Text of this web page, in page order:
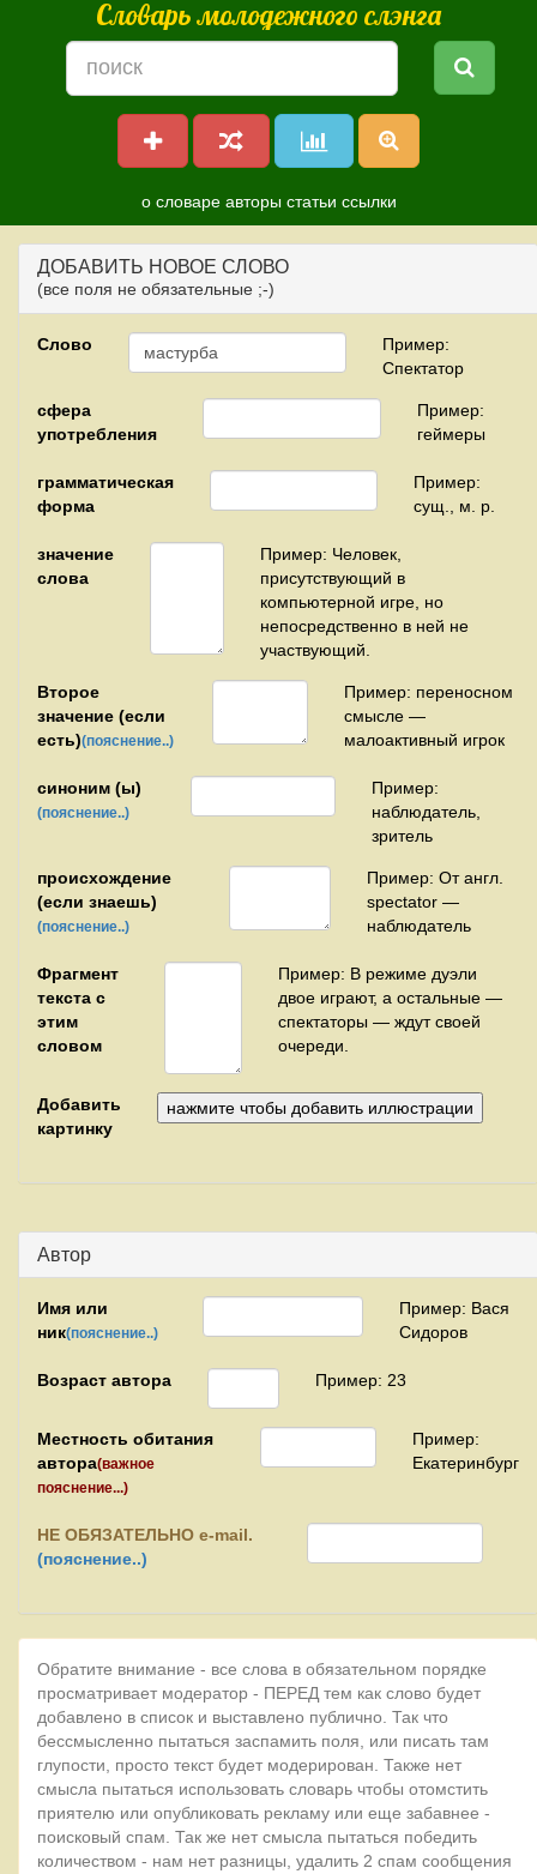
Словарь молодежного слэнга
о словаре авторы статьи ссылки
ДОБАВИТЬ НОВОЕ СЛОВО
(все поля не обязательные ;-)
Слово
Пример:
Спектатор
сфера
употребления
Пример:
геймеры
грамматическая
форма
Пример:
сущ., м. р.
значение
слова
Пример: Человек,
присутствующий в
компьютерной игре, но
непосредственно в ней не
участвующий.
Второе
значение (если
есть)(пояснение..)
Пример: переносном
смысле —
малоактивный игрок
синоним (ы)
(пояснение..)
Пример:
наблюдатель,
зритель
происхождение
(если знаешь)
(пояснение..)
Пример: От англ.
spectator —
наблюдатель
Фрагмент
текста с
этим
словом
Пример: В режиме дуэли
двое играют, а остальные —
спектаторы — ждут своей
очереди.
Добавить
картинку
Автор
Имя или
ник(пояснение..)
Пример: Вася
Сидоров
Возраст автора Пример: 23
Местность обитания
автора(важное
пояснение...)
Пример:
Екатеринбург
НЕ ОБЯЗАТЕЛЬНО e-mail.
(пояснение..)
Обратите внимание - все слова в обязательном порядке
просматривает модератор - ПЕРЕД тем как слово будет
добавлено в список и выставлено публично. Так что
бессмысленно пытаться заспамить поля, или писать там
глупости, просто текст будет модерирован. Также нет
смысла пытаться использовать словарь чтобы отомстить
приятелю или опубликовать рекламу или еще забавнее -
поисковый спам. Так же нет смысла пытаться победить
количеством - нам нет разницы, удалить 2 спам сообщения